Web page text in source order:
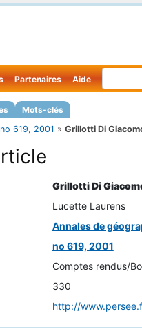
Mots-clés
Partenaires Aide
619, 2001 » Grillotti Di
Grillotti Di
Lucette Laurens
Annales de
no 619, 2001
Comptes rendus/
330
http://